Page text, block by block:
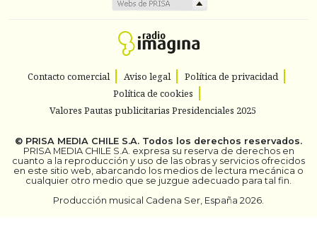
Contacto comercial Aviso legal
Política de privacidad
Política de cookies
Valores Pautas publicitarias Presidenciales 2025
© PRISA MEDIA CHILE S.A. Todos los derechos reservados.
PRISA MEDIA CHILE S.A. expresa su reserva de derechos en
cuanto a la reproducción y uso de las obras y servicios ofrecidos
en este sitio web, abarcando los medios de lectura mecánica o
cualquier otro medio que se juzgue adecuado para tal fin.
Producción musical Cadena Ser, España 2026.